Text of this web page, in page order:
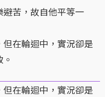
避苦，故自他平等一
在輪迴中，實況卻是
在輪迴中，實況卻是